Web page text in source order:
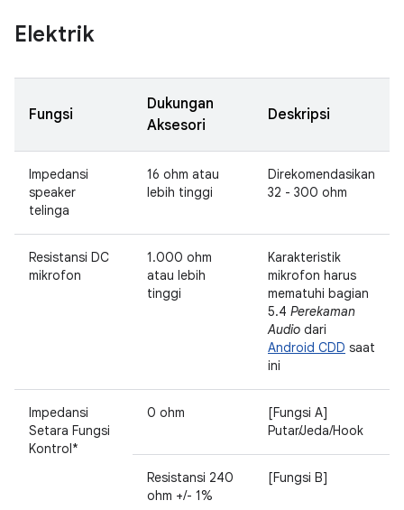
Elektrik
Fungsi
Dukungan
Aksesori
Deskripsi
Impedansi
speaker
telinga
16 ohm atau
lebih tinggi
Direkomendasikan
32 - 300 ohm
Resistansi DC
mikrofon
1.000 ohm
atau lebih
tinggi
Karakteristik
mikrofon harus
mematuhi bagian
5.4 Perekaman
Audio dari
Android CDD saat
ini
Impedansi
Setara Fungsi
Kontrol*
0 ohm
[Fungsi A]
Putar/Jeda/Hook
Resistansi 240
ohm +/- 1%
[Fungsi B]